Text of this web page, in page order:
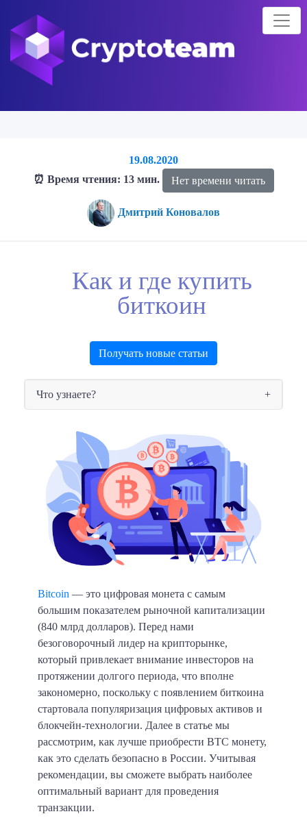
19.08.2020
⏰ Время чтения: 13 мин.
Нет времени читать
Дмитрий Коновалов
Как и где купить
биткоин
Получать новые статьи
Что узнаете?
Bitcoin — это цифровая монета с самым
большим показателем рыночной капитализации
(840 млрд долларов). Перед нами
безоговорочный лидер на крипторынке,
который привлекает внимание инвесторов на
протяжении долгого периода, что вполне
закономерно, поскольку с появлением биткоина
стартовала популяризация цифровых активов и
блокчейн-технологии. Далее в статье мы
рассмотрим, как лучше приобрести BTC монету,
как это сделать безопасно в России. Учитывая
рекомендации, вы сможете выбрать наиболее
оптимальный вариант для проведения
транзакции.